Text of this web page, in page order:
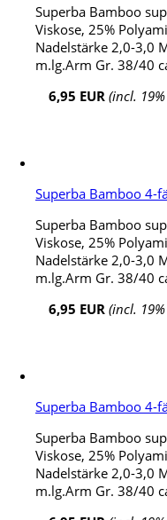
Superba Bamboo
Viskose, 25%
Nadelstärke 2,0-3,0
m.lg.Arm Gr. 38/40
6,95 EUR (incl.
Superba Bamboo 4-
Superba Bamboo
Viskose, 25%
Nadelstärke 2,0-3,0
m.lg.Arm Gr. 38/40
6,95 EUR (incl.
Superba Bamboo 4-
Superba Bamboo
Viskose, 25%
Nadelstärke 2,0-3,0
m.lg.Arm Gr. 38/40